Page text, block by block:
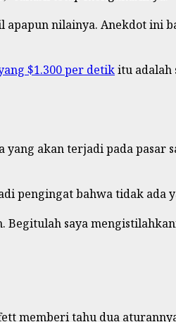
nilainya. Anekdot ini
$1.300 per detikitu adalah
akan terjadi pada pasar
pengingat bahwa tidak ada
saya
memberi tahu dua